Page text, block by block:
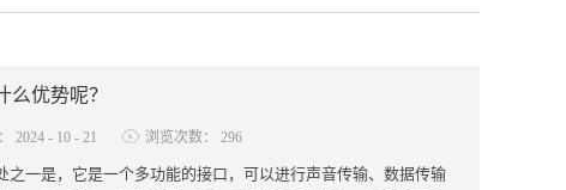
么优势呢？
2024 - 10 - 21 浏览次数： 296
之一是，它是一个多功能的接口，可以进行声音传输、数据传输